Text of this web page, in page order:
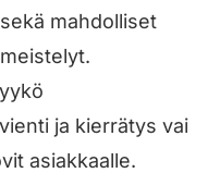
mahdolliset
ja kierrätys vai
asiakkaalle.